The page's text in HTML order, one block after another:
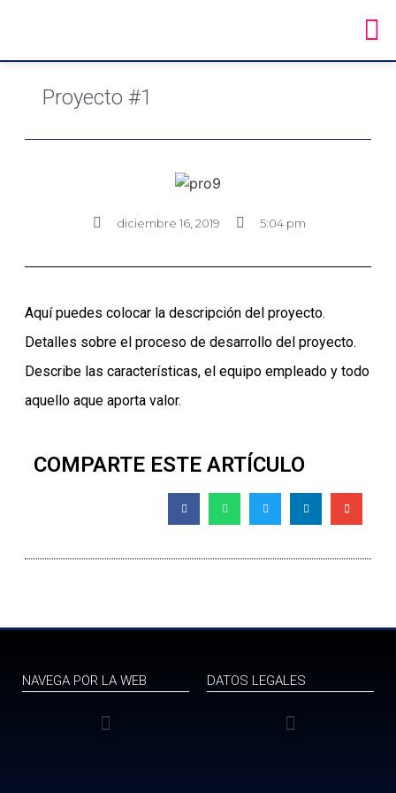
Proyecto #1
diciembre 16, 2019 5:04 pm
Aquí puedes colocar la descripción del proyecto.
Detalles sobre el proceso de desarrollo del proyecto.
Describe las características, el equipo empleado y todo
aquello aque aporta valor.
COMPARTE ESTE ARTÍCULO
NAVEGA POR LA WEB DATOS LEGALES